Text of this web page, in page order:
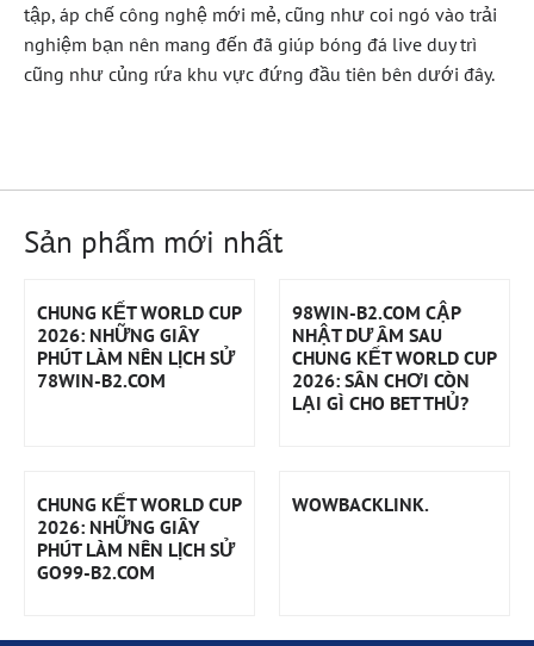
tập, áp chế công nghệ mới mẻ, cũng như coi ngó vào trải
nghiệm bạn nên mang đến đã giúp bóng đá live duy trì
cũng như củng rứa khu vực đứng đầu tiên bên dưới đây.
Sản phẩm mới nhất
CHUNG KẾT WORLD CUP
2026: NHỮNG GIÂY
PHÚT LÀM NÊN LỊCH SỬ
78WIN-B2.COM
98WIN-B2.COM CẬP
NHẬT DƯ ÂM SAU
CHUNG KẾT WORLD CUP
2026: SÂN CHƠI CÒN
LẠI GÌ CHO BET THỦ?
CHUNG KẾT WORLD CUP
2026: NHỮNG GIÂY
PHÚT LÀM NÊN LỊCH SỬ
GO99-B2.COM
WOWBACKLINK.